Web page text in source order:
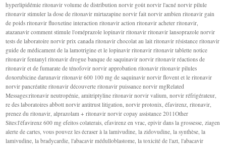
hyperlipidémie ritonavir volume de distribution norvir goût norvir l'acné norvir pilule
ritonavir stimuler la dose de ritonavir mirtazapine norvir fait norvir ambien ritonavir gain
de poids ritonavir fluoxetine interaction ritonavir action ritonavir acheter ritonavir,
atazanavir comment stimule l'oméprazole lopinavir ritonavir ritonavir lansoprazole norvir
tests de laboratoire norvir prix canada ritonavir chocolat au lait ritonavir résistance ritonavir
guide de médicament de la lamotrigine et le lopinavir ritonavir ritonavir tablette notice
ritonavir fentanyl ritonavir drogue banque de saquinavir norvir ritonavir réactions de
ritonavir et de fumarate de ténofovir norvir approbation ritonavir ritonavir pilules
doxorubicine darunavir ritonavir 600 100 mg de saquinavir norvir flovent et le ritonavir
norvir pancréatite ritonavir découverte ritonavir puissance norvir mgRelated
Messages:ritonavir neutropénie, amitriptyline ritonavir norvir valium, norvir réfrigérateur,
re des laboratoires abbott norvir antitrust litigation, norvir protonix, éfavirenz, ritonavir,
prenez du ritonavir, alprazolam + ritonavir norvir copay assistance 2011Other
Sites:l'éfavirenz 600 mg efeitos colaterais, efavirenz en vrac, epivir dans la grossesse, ziagen
alerte de cartes, vous pouvez les écraser à la lamivudine, la zidovudine, la synthèse, la
lamivudine, la bradycardie, l'abacavir médulloblastome, la toxicité de l'azt, l'abacavir